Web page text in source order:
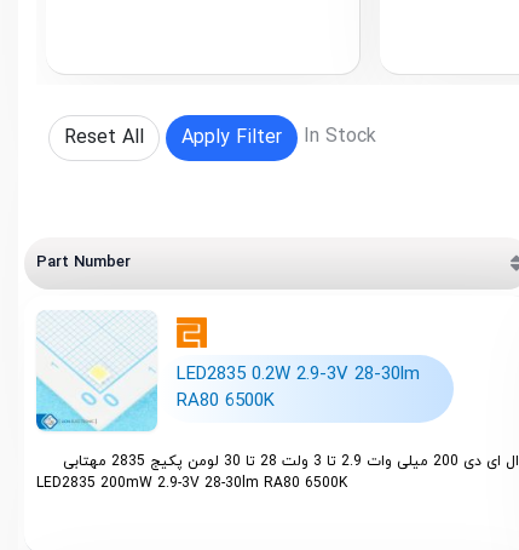
Reset All Apply Filter In Stock
Part Number
LED2835 0.2W 2.9-3V 28-30lm
RA80 6500K
ال ای دی 200 میلی وات 2.9 تا 3 ولت 28 تا 30 لومن پکیج 2835 مهتابی
LED2835 200mW 2.9-3V 28-30lm RA80 6500K